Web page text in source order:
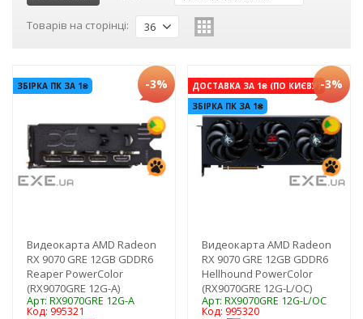
Товарів на сторінці: 36
ЗБІРКА ПК ЗА 1₴ -3%
Видеокарта AMD Radeon
RX 9070 GRE 12GB GDDR6
Reaper PowerColor
(RX9070GRE 12G-A)
Арт: RX9070GRE 12G-A
Код: 995321
ДОСТАВКА ЗА 1₴ (ПО КИЄВУ)
ЗБІРКА ПК ЗА 1₴
-3%
Видеокарта AMD Radeon
RX 9070 GRE 12GB GDDR6
Hellhound PowerColor
(RX9070GRE 12G-L/OC)
Арт: RX9070GRE 12G-L/OC
Код: 995320